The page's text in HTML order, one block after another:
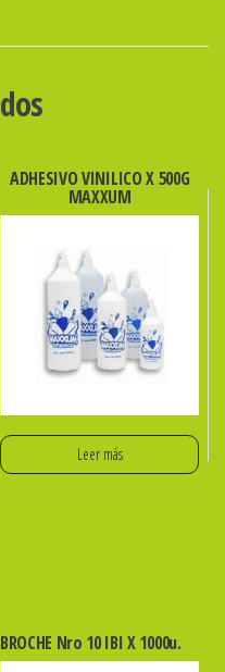
ADHESIVO VINILICO X 500G
MAXXUM
Leer más
BROCHE Nro 10 IBI X 1000u.